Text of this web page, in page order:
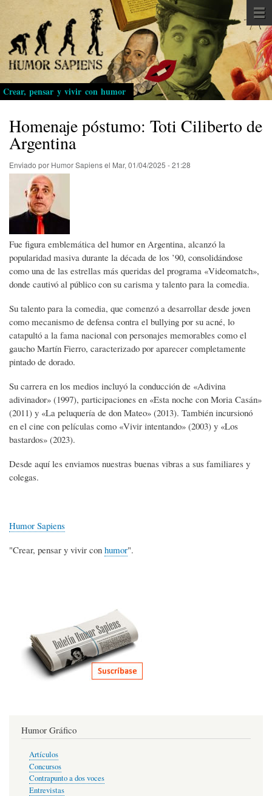
Pasar
al
contenido
principal
Crear, pensar y vivir con humor
Homenaje póstumo: Toti Ciliberto de
Argentina
Enviado por Humor Sapiensel Mar, 01/04/2025 - 21:28
Fue figura emblemática del humor en Argentina, alcanzó la
popularidad masiva durante la década de los ’90, consolidándose
como una de las estrellas más queridas del programa «Videomatch»,
donde cautivó al público con su carisma y talento para la comedia.
Su talento para la comedia, que comenzó a desarrollar desde joven
como mecanismo de defensa contra el bullying por su acné, lo
catapultó a la fama nacional con personajes memorables como el
gaucho Martín Fierro, caracterizado por aparecer completamente
pintado de dorado.
Su carrera en los medios incluyó la conducción de «Adivina
adivinador» (1997), participaciones en «Esta noche con Moria Casán»
(2011) y «La peluquería de don Mateo» (2013). También incursionó
en el cine con películas como «Vivir intentando» (2003) y «Los
bastardos» (2023).
Desde aquí les enviamos nuestras buenas vibras a sus familiares y
colegas.
Humor Sapiens
"Crear, pensar y vivir con humor".
Humor Gráfico
Artículos
Concursos
Contrapunto a dos voces
Entrevistas